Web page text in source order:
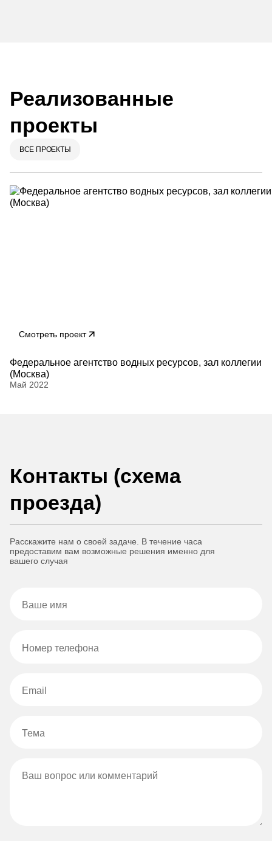
Реализованные
проекты
ВСЕ ПРОЕКТЫ
Смотреть проект
Федеральное агентство водных ресурсов, зал коллегии
(Москва)
Май 2022
Контакты (схема
проезда)
Расскажите нам о своей задаче. В течение часа
предоставим вам возможные решения именно для
вашего случая